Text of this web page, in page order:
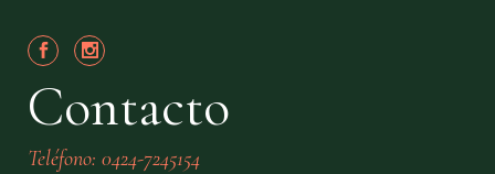
Contacto
Teléfono: 0424-7245154